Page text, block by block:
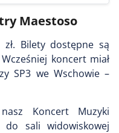
Maestoso
Bilety dostępne są
koncert miał
SP3 we Wschowie –
Koncert Muzyki
do sali widowiskowej